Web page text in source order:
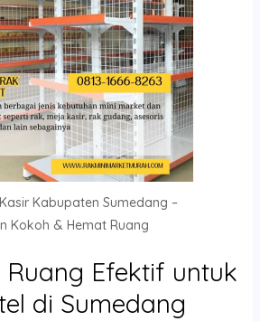
Kabupaten Sumedang –
Kokoh & Hemat Ruang
Ruang Efektif untuk
di Sumedang